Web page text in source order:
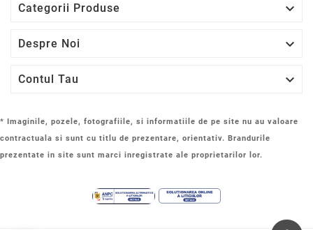
Categorii Produse 
Despre Noi 
Contul Tau 
* Imaginile, pozele, fotografiile, si informatiile de pe site nu au valoare
contractuala si sunt cu titlu de prezentare, orientativ. Brandurile
prezentate in site sunt marci inregistrate ale proprietarilor lor.